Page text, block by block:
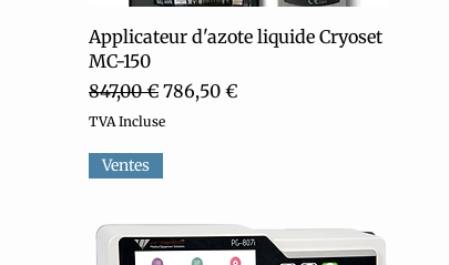
Aperçu rapide
Applicateur d'azote liquide Cryoset
MC-150
Prix original
847,00 € Prix promotionnel
786,50 €
TVA Incluse
Ventes